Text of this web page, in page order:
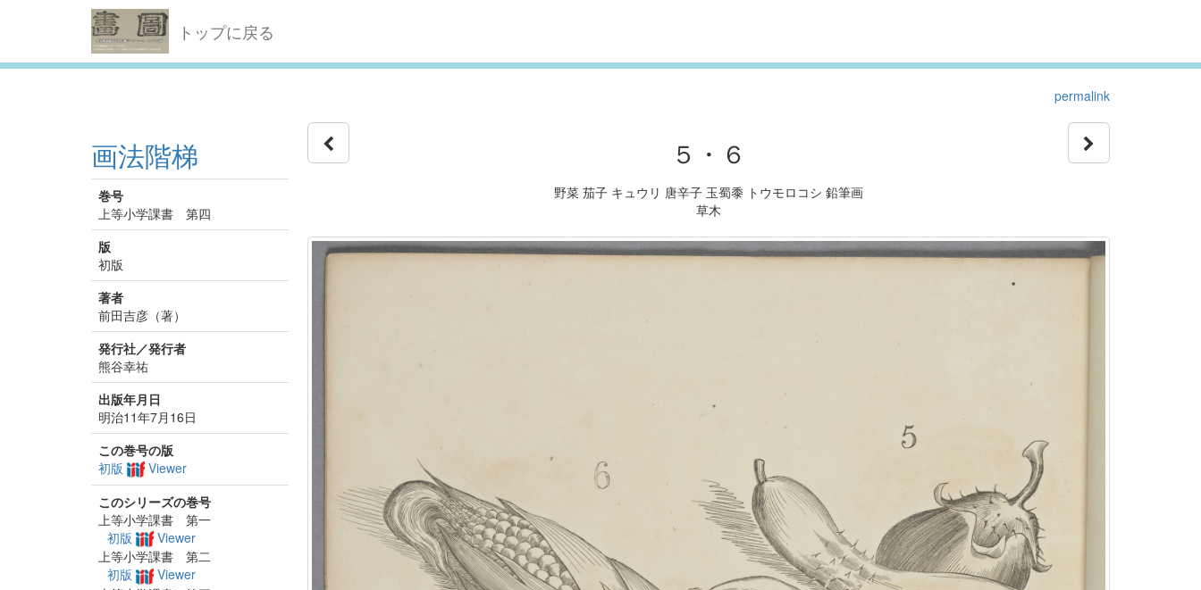
トップに戻る
permalink
画法階梯
巻号
上等小学課書 第四
版
初版
著者
前田吉彦（著）
発行社／発行者
熊谷幸祐
出版年月日
明治11年7月16日
この巻号の版
初版
Viewer
このシリーズの巻号
上等小学課書 第一
初版
Viewer
上等小学課書 第二
初版
Viewer
５・６
野菜 茄子 キュウリ 唐辛子 玉蜀黍 トウモロコシ 鉛筆画
草木